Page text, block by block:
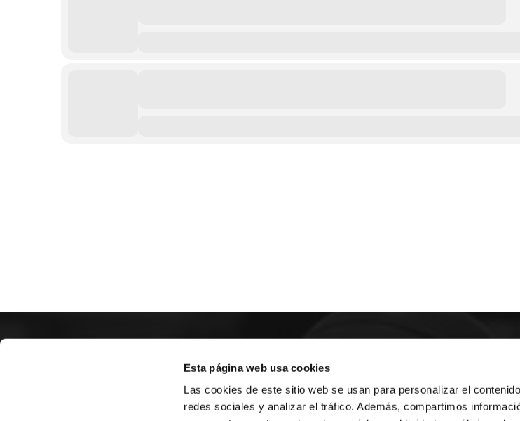
Esta página web usa cookies
Las cookies de este sitio web se usan para personalizar el
redes sociales y analizar el tráfico. Además, compartimos
SOBRE NOSOTROS
CASTELLON
MAYOR 100 3º 17ª
VALENCIA
MONESTIR DE POBLET 14 1ª 3º